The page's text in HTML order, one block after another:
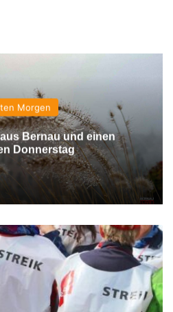
Morgen
Bernau und einen
Donnerstag